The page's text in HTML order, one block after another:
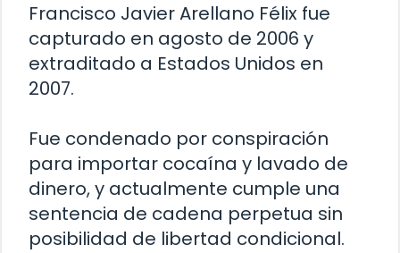
Francisco Javier Arellano Félix fue
capturado en agosto de 2006 y
extraditado a Estados Unidos en
2007.
Fue condenado por conspiración
para importar cocaína y lavado de
dinero, y actualmente cumple una
sentencia de cadena perpetua sin
posibilidad de libertad condicional.